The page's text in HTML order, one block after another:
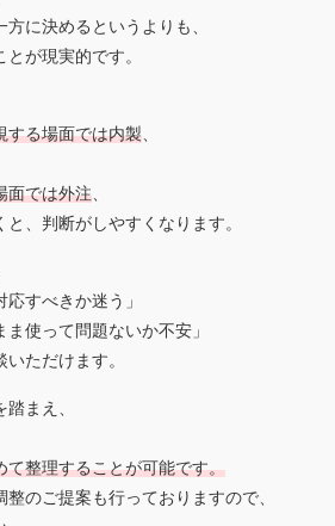
に決めるというよりも、
が現実的です。
する場面では内製
面では外注
、判断がしやすくなります。
応すべきか迷う」
ま使って問題ないか不安」
ただけます。
まえ、
て整理することが可能です。
のご提案も行っておりますので、